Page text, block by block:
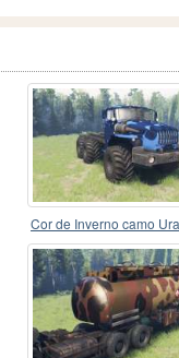
Cor de Inverno camo